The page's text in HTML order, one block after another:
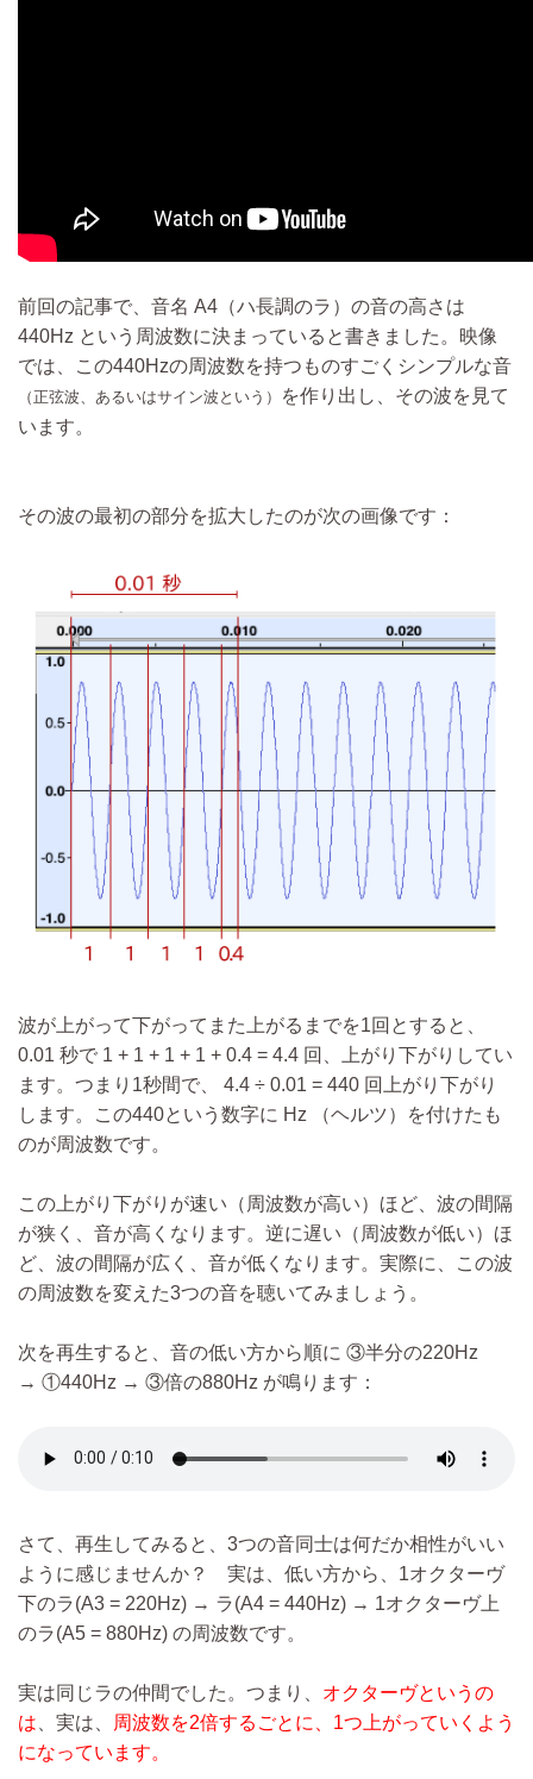
前回の記事で、音名 A4（ハ長調のラ）の音の高さは
440Hz という周波数に決まっていると書きました。映像
では、この440Hzの周波数を持つものすごくシンプルな音
（正弦波、あるいはサイン波という）
を作り出し、その波を見て
います。
その波の最初の部分を拡大したのが次の画像です：
波が上がって下がってまた上がるまでを1回とすると、
0.01 秒で 1 + 1 + 1 + 1 + 0.4 = 4.4 回、上がり下がりしてい
ます。つまり1秒間で、 4.4 ÷ 0.01 = 440 回上がり下がり
します。この440という数字に Hz （ヘルツ）を付けたも
のが周波数です。
この上がり下がりが速い（周波数が高い）ほど、波の間隔
が狭く、音が高くなります。逆に遅い（周波数が低い）ほ
ど、波の間隔が広く、音が低くなります。実際に、この波
の周波数を変えた3つの音を聴いてみましょう。
次を再生すると、音の低い方から順に ③半分の220Hz
→ ①440Hz → ③倍の880Hz が鳴ります：
さて、再生してみると、3つの音同士は何だか相性がいい
ように感じませんか？ 実は、低い方から、1オクターヴ
下のラ(A3 = 220Hz) → ラ(A4 = 440Hz) → 1オクターヴ上
のラ(A5 = 880Hz) の周波数です。
実は同じラの仲間でした。つまり、 オクターヴというの
は 、実は、
周波数を2倍するごとに、1つ上がっていくよう
になっています。